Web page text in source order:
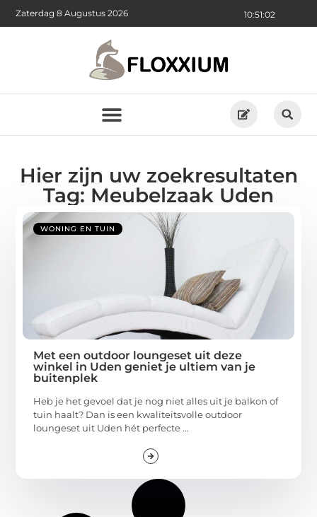
10:51:03
Zaterdag 8 Augustus 2026
Hier zijn uw zoekresultaten
Tag: Meubelzaak Uden
WONING EN TUIN
Met een outdoor loungeset uit deze
winkel in Uden geniet je ultiem van je
buitenplek
Heb je het gevoel dat je nog niet alles uit je balkon of
tuin haalt? Dan is een kwaliteitsvolle outdoor
loungeset uit Uden hét perfecte ...